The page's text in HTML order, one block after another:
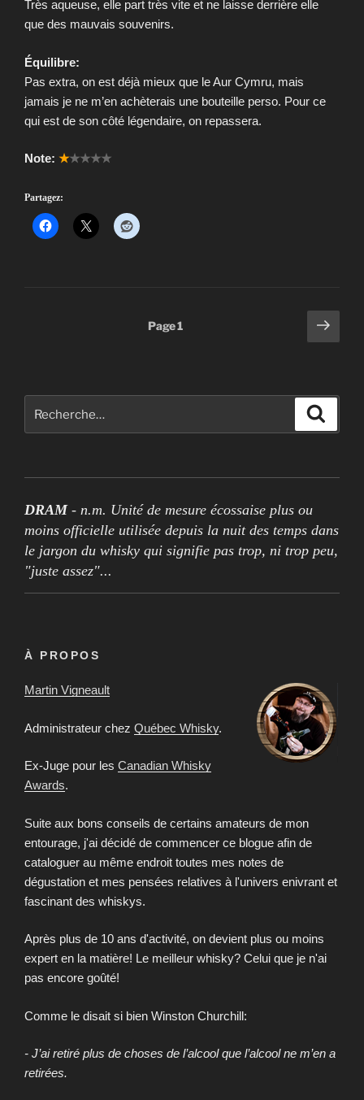
Très aqueuse, elle part très vite et ne laisse derrière elle
que des mauvais souvenirs.
Équilibre:
Pas extra, on est déjà mieux que le Aur Cymru, mais
jamais je ne m’en achèterais une bouteille perso. Pour ce
qui est de son côté légendaire, on repassera.
Note: ★★★★★
Partagez:
Page1
Page
DRAM- n.m. Unité de mesure écossaise plus ou
moins officielle utilisée depuis la nuit des temps dans
le jargon du whisky qui signifie pas trop, ni trop peu,
"juste assez"...
À PROPOS
Martin Vigneault
Administrateur chez Québec Whisky.
Ex-Juge pour les Canadian Whisky
Awards.
Suite aux bons conseils de certains amateurs de mon
entourage, j'ai décidé de commencer ce blogue afin de
cataloguer au même endroit toutes mes notes de
dégustation et mes pensées relatives à l'univers enivrant et
fascinant des whiskys.
Après plus de 10 ans d'activité, on devient plus ou moins
expert en la matière! Le meilleur whisky? Celui que je n'ai
pas encore goûté!
Comme le disait si bien Winston Churchill:
- J’ai retiré plus de choses de l’alcool que l’alcool ne m’en a
retirées.